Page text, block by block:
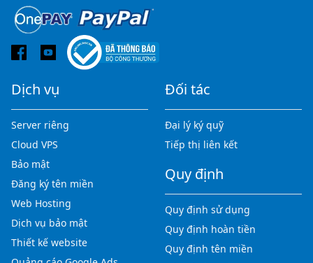
Dịch vụ
Server riêng
Cloud VPS
Bảo mật
Đăng ký tên miền
Web Hosting
Dịch vụ bảo mật
Thiết kế website
Đối tác
Đại lý ký quỹ
Tiếp thị liên kết
Quy định
Quy định sử dụng
Quy định hoàn tiền
Quy định tên miền